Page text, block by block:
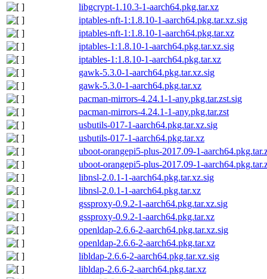
libgcrypt-1.10.3-1-aarch64.pkg.tar.xz
iptables-nft-1:1.8.10-1-aarch64.pkg.tar.xz.sig
iptables-nft-1:1.8.10-1-aarch64.pkg.tar.xz
iptables-1:1.8.10-1-aarch64.pkg.tar.xz.sig
iptables-1:1.8.10-1-aarch64.pkg.tar.xz
gawk-5.3.0-1-aarch64.pkg.tar.xz.sig
gawk-5.3.0-1-aarch64.pkg.tar.xz
pacman-mirrors-4.24.1-1-any.pkg.tar.zst.sig
pacman-mirrors-4.24.1-1-any.pkg.tar.zst
usbutils-017-1-aarch64.pkg.tar.xz.sig
usbutils-017-1-aarch64.pkg.tar.xz
uboot-orangepi5-plus-2017.09-1-
uboot-orangepi5-plus-2017.09-1-
libnsl-2.0.1-1-aarch64.pkg.tar.xz.sig
libnsl-2.0.1-1-aarch64.pkg.tar.xz
gssproxy-0.9.2-1-aarch64.pkg.tar.xz.sig
gssproxy-0.9.2-1-aarch64.pkg.tar.xz
openldap-2.6.6-2-aarch64.pkg.tar.xz.sig
openldap-2.6.6-2-aarch64.pkg.tar.xz
libldap-2.6.6-2-aarch64.pkg.tar.xz.sig
libldap-2.6.6-2-aarch64.pkg.tar.xz